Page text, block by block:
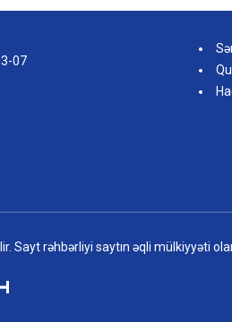
07
Sayt rəhbərliyi saytın əqli mülkiyyəti